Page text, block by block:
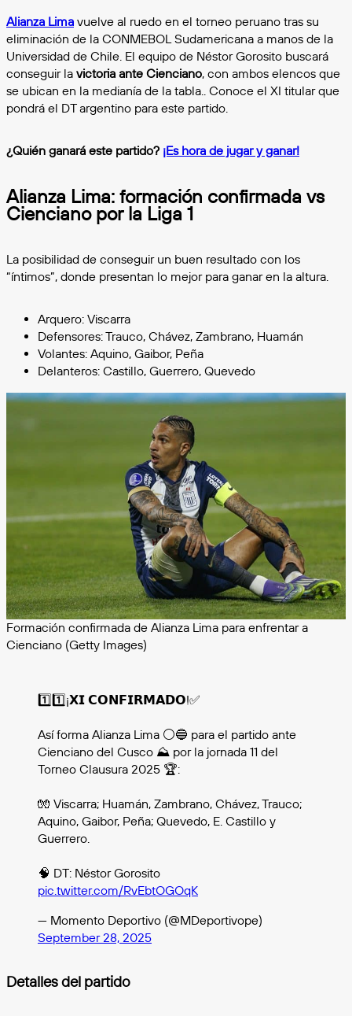
Alianza Lima vuelve al ruedo en el torneo peruano tras su
eliminación de la CONMEBOL Sudamericana a manos de la
Universidad de Chile. El equipo de Néstor Gorosito buscará
conseguir la victoria ante Cienciano, con ambos elencos que
se ubican en la medianía de la tabla.. Conoce el XI titular que
pondrá el DT argentino para este partido.
¿Quién ganará este partido? ¡Es hora de jugar y ganar!
Alianza Lima: formación confirmada vs
Cienciano por la Liga 1
La posibilidad de conseguir un buen resultado con los
“íntimos”, donde presentan lo mejor para ganar en la altura.
Arquero: Viscarra
Defensores: Trauco, Chávez, Zambrano, Huamán
Volantes: Aquino, Gaibor, Peña
Delanteros: Castillo, Guerrero, Quevedo
Formación confirmada de Alianza Lima para enfrentar a
Cienciano (Getty Images)
1️⃣1️⃣¡𝗫𝗜 𝗖𝗢𝗡𝗙𝗜𝗥𝗠𝗔𝗗𝗢!✅
Así forma Alianza Lima ⚪️🔵 para el partido ante
Cienciano del Cusco ⛰️ por la jornada 11 del
Torneo Clausura 2025 🏆:
🧤 Viscarra; Huamán, Zambrano, Chávez, Trauco;
Aquino, Gaibor, Peña; Quevedo, E. Castillo y
Guerrero.
🧠 DT: Néstor Gorosito
pic.twitter.com/RvEbtOGOqK
— Momento Deportivo (@MDeportivope)
September 28, 2025
Detalles del partido